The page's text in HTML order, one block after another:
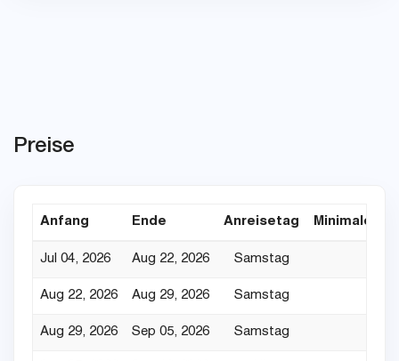
Preise
Anfang Ende Anreisetag Minimaler
Jul 04, 2026 Aug 22, 2026 Samstag
Aug 22, 2026 Aug 29, 2026 Samstag
Aug 29, 2026 Sep 05, 2026 Samstag